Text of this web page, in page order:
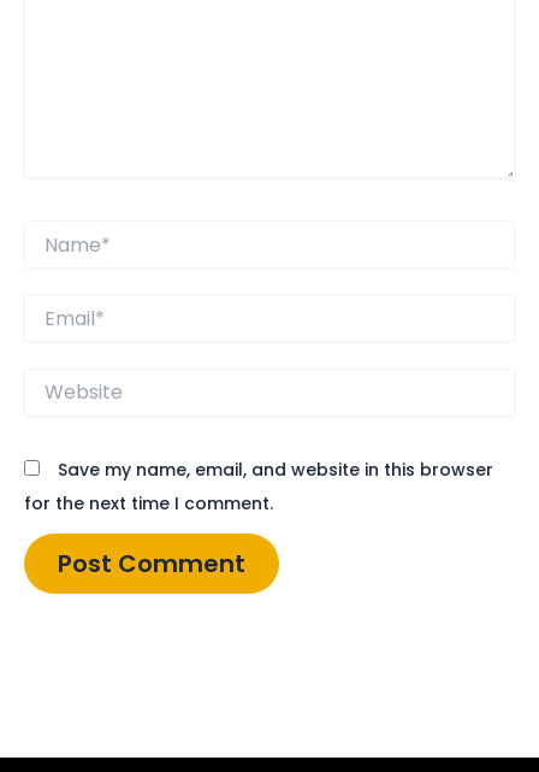
Website
Save my name, email, and website in this browser
for the next time I comment.